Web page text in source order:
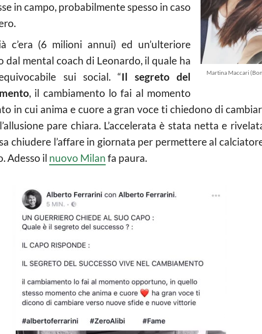
Martina Maccari
in campo, probabilmente spesso in caso
c’era (6 milioni annui) ed un’ulteriore
dal mental coach di Leonardo, il quale ha
sui social. “Il segreto del
, il cambiamento lo fai al momento
in cui anima e cuore a gran voce ti chiedono di
pare chiara. L’accelerata è stata netta e
chiudere l’affare in giornata per permettere al
Adesso il nuovo Milan fa paura.